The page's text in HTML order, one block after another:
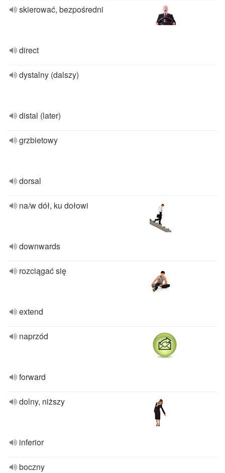
skierować, bezpośredni
direct
dystalny (dalszy)
distal (later)
grzbietowy
dorsal
na/w dół, ku dołowi
downwards
rozciągać się
extend
naprzód
forward
dolny, niższy
inferior
boczny